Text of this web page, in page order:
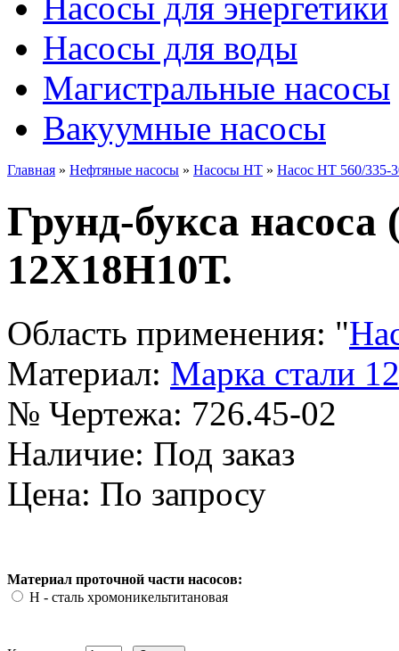
Насосы для воды
Магистральные насосы
Вакуумные насосы
Главная » Нефтяные насосы » Насосы НТ » Насос НТ 560/335-
Грунд-букса насоса
12Х18Н10Т.
Область применения: "
Материал: Марка стали
№ Чертежа: 726.45-02
Наличие: Под заказ
Цена: По запросу
Материал проточной части насосов:
Н - сталь хромоникельтитановая